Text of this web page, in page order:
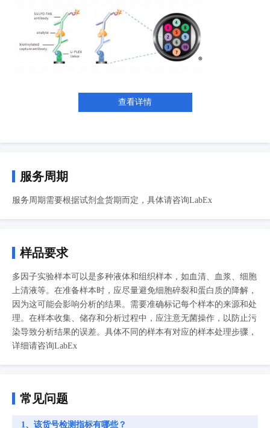
查看详情
服务周期
服务周期需要根据试剂盒货期而定，具体请咨询LabEx
样品要求
多因子实验样本可以是多种液体和组织样本，如血清、血浆、细胞
上清液等。在准备样本时，应尽量避免细胞碎裂和蛋白质的降解，
因为这可能会影响分析的结果。需要准确标记每个样本的来源和处
理。在样本收集、储存和分析过程中，应注意无菌操作，以防止污
染导致分析结果的误差。具体不同的样本有对应的样本处理步骤，
详细请咨询LabEx
常见问题
1、该货号检测指标有哪些？